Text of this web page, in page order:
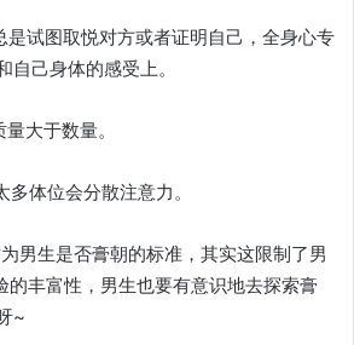
是试图取悦对方或者证明自己，全身心专
己身体的感受上。
大于数量。
体位会分散注意力。
男生是否膏朝的标准，其实这限制了男
的丰富性，男生也要有意识地去探索膏
~